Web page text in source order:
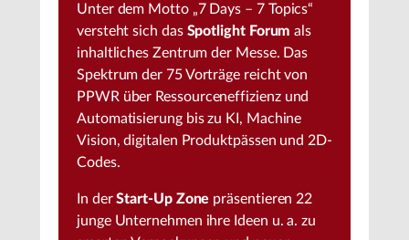
Unter dem Motto „7 Days – 7 Topics“
versteht sich das Spotlight Forum als
inhaltliches Zentrum der Messe. Das
Spektrum der 75 Vorträge reicht von
PPWR über Ressourceneffizienz und
Automatisierung bis zu KI, Machine
Vision, digitalen Produktpässen und 2D-
Codes.
In derStart-Up Zone präsentieren 22
junge Unternehmen ihre Ideen u. a. zu